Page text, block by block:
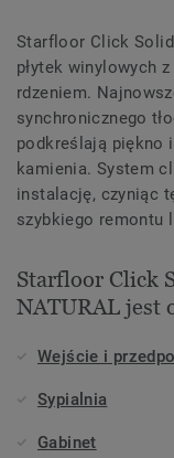
Starfloor Click
płytek winylowych
rdzeniem.
synchronicznego
podkreślają piękno
kamienia. System
instalację, czyniąc
szybkiego remontu
Starfloor Click
NATURAL jest
Wejście i
Sypialnia
Gabinet